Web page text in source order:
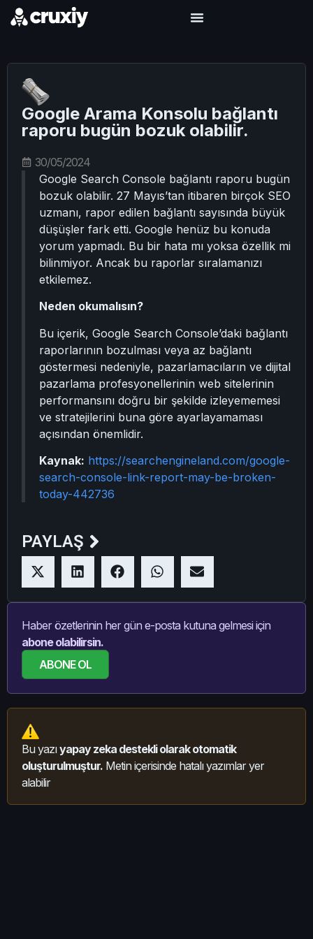
Google Arama Konsolu bağlantı
raporu bugün bozuk olabilir.
30/05/2024
Google Search Console bağlantı raporu bugün
bozuk olabilir. 27 Mayıs’tan itibaren birçok SEO
uzmanı, rapor edilen bağlantı sayısında büyük
düşüşler fark etti. Google henüz bu konuda
yorum yapmadı. Bu bir hata mı yoksa özellik mi
bilinmiyor. Ancak bu raporlar sıralamanızı
etkilemez.
Neden okumalısın?
Bu içerik, Google Search Console’daki bağlantı
raporlarının bozulması veya az bağlantı
göstermesi nedeniyle, pazarlamacıların ve dijital
pazarlama profesyonellerinin web sitelerinin
performansını doğru bir şekilde izleyememesi
ve stratejilerini buna göre ayarlayamaması
açısından önemlidir.
Kaynak: https://searchengineland.com/google-
search-console-link-report-may-be-broken-
today-442736
PAYLAŞ
Haber özetlerinin her gün e-posta kutuna gelmesi için
abone olabilirsin.
ABONE OL
Bu yazıyapay zeka destekli olarak otomatik
oluşturulmuştur. Metin içerisinde hatalı yazımlar yer
alabilir